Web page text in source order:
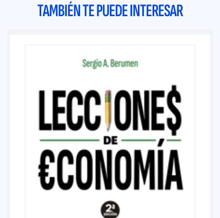
TAMBIÉN TE PUEDE INTERESAR